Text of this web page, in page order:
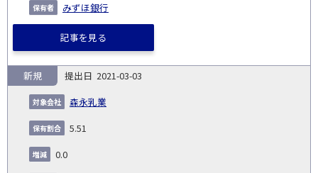
みずほ銀行
記事を見る
2021-03-03
森永乳業
新規
5.51
0.0